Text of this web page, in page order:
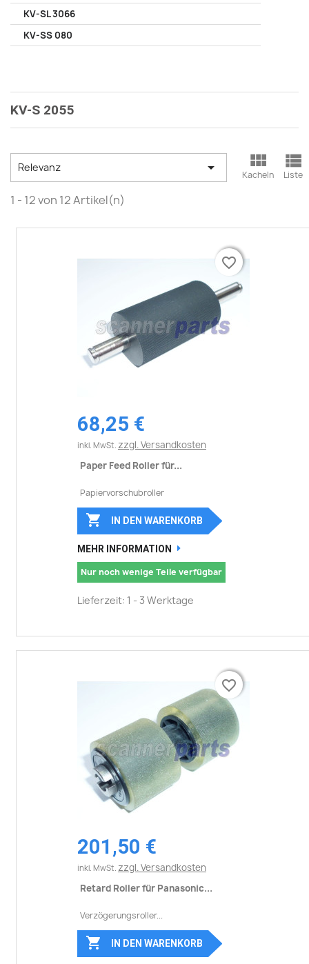
KV-SL 3066
KV-SS 080
KV-S 2055
Relevanz  
Kacheln

Liste
1 - 12 von 12 Artikel(n)
68,25 €
inkl. MwSt. zzgl. Versandkosten
Paper Feed Roller für...
Papiervorschubroller
favorite_border
 IN DEN WARENKORB
MEHR INFORMATION
Nur noch wenige Teile verfügbar
Lieferzeit: 1 - 3 Werktage
favorite_border
201,50 €
inkl. MwSt. zzgl. Versandkosten
Retard Roller für Panasonic...
Verzögerungsroller...
favorite_border
 IN DEN WARENKORB
favorite_border